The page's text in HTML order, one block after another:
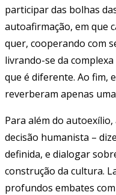
participar das bolhas
autoafirmação, em que
quer, cooperando com
livrando-se da
que é diferente. Ao fim,
reverberam apenas
Para além do
decisão humanista –
definida, e dialogar
construção da cultura.
profundos embates